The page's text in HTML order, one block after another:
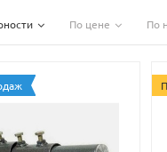
По цене По